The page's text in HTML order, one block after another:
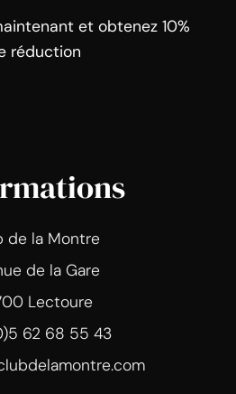
et obtenez 10%
réduction
de la Montre
de la Gare
Lectoure
62 68 55 43